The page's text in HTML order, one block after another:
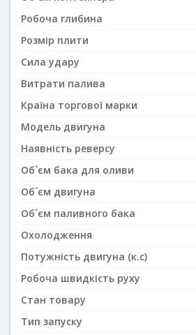
Робоча глибина
Розмір плити
Сила удару
Витрати палива
Країна торгової марки
Модель двигуна
Наявність реверсу
Об`єм бака для оливи
Об`єм двигуна
Об`єм паливного бака
Охолодження
Потужність двигуна (к.с)
Робоча швидкість руху
Стан товару
Тип запуску